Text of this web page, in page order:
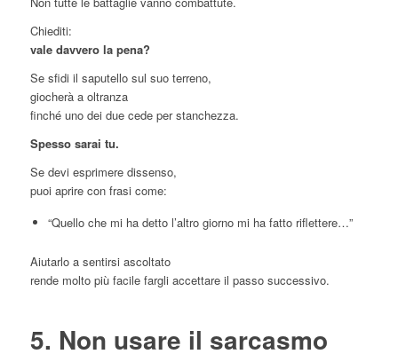
Chiediti:
vale davvero la pena?
Se sfidi il saputello sul suo terreno,
giocherà a oltranza
finché uno dei due cede per stanchezza.
Spesso sarai tu.
Se devi esprimere dissenso,
puoi aprire con frasi come:
“Quello che mi ha detto l’altro giorno mi ha fatto riflettere…”
Aiutarlo a sentirsi ascoltato
rende molto più facile fargli accettare il passo successivo.
5. Non usare il sarcasmo